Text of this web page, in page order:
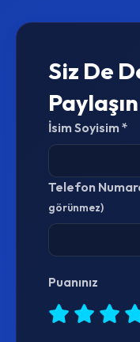
Siz De
Paylaşın
İsim Soyisim *
Telefon
görünmez)
Puanınız